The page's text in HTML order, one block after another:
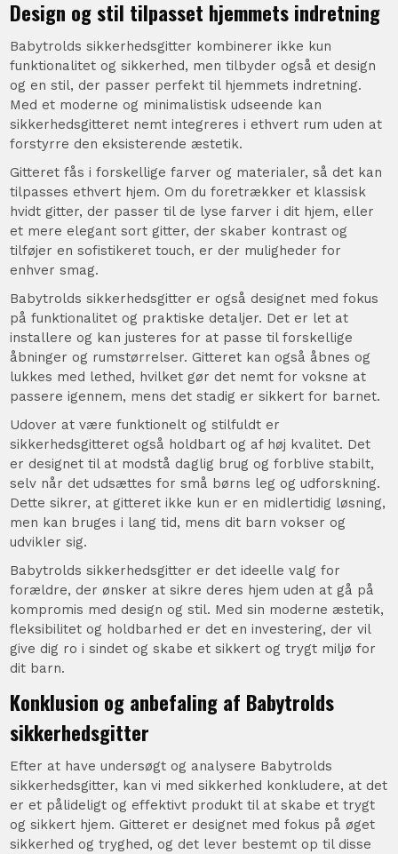
Design og stil tilpasset hjemmets indretning
Babytrolds sikkerhedsgitter kombinerer ikke kun
funktionalitet og sikkerhed, men tilbyder også et design
og en stil, der passer perfekt til hjemmets indretning.
Med et moderne og minimalistisk udseende kan
sikkerhedsgitteret nemt integreres i ethvert rum uden at
forstyrre den eksisterende æstetik.
Gitteret fås i forskellige farver og materialer, så det kan
tilpasses ethvert hjem. Om du foretrækker et klassisk
hvidt gitter, der passer til de lyse farver i dit hjem, eller
et mere elegant sort gitter, der skaber kontrast og
tilføjer en sofistikeret touch, er der muligheder for
enhver smag.
Babytrolds sikkerhedsgitter er også designet med fokus
på funktionalitet og praktiske detaljer. Det er let at
installere og kan justeres for at passe til forskellige
åbninger og rumstørrelser. Gitteret kan også åbnes og
lukkes med lethed, hvilket gør det nemt for voksne at
passere igennem, mens det stadig er sikkert for barnet.
Udover at være funktionelt og stilfuldt er
sikkerhedsgitteret også holdbart og af høj kvalitet. Det
er designet til at modstå daglig brug og forblive stabilt,
selv når det udsættes for små børns leg og udforskning.
Dette sikrer, at gitteret ikke kun er en midlertidig løsning,
men kan bruges i lang tid, mens dit barn vokser og
udvikler sig.
Babytrolds sikkerhedsgitter er det ideelle valg for
forældre, der ønsker at sikre deres hjem uden at gå på
kompromis med design og stil. Med sin moderne æstetik,
fleksibilitet og holdbarhed er det en investering, der vil
give dig ro i sindet og skabe et sikkert og trygt miljø for
dit barn.
Konklusion og anbefaling af Babytrolds
sikkerhedsgitter
Efter at have undersøgt og analysere Babytrolds
sikkerhedsgitter, kan vi med sikkerhed konkludere, at det
er et pålideligt og effektivt produkt til at skabe et trygt
og sikkert hjem. Gitteret er designet med fokus på øget
sikkerhed og tryghed, og det lever bestemt op til disse